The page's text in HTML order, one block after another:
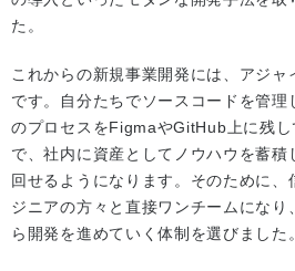
た。
これからの新規事業開発には、アジャ
です。自分たちでソースコードを管
のプロセスをFigmaやGitHub上に残し
で、社内に資産としてノウハウを蓄
回せるようになります。そのために
ジニアの方々と直接ワンチームにな
ら開発を進めていく体制を選びました